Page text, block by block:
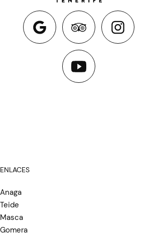
ENLACES
Anaga
Teide
Masca
Gomera